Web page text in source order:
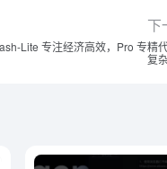
下
Lite 专注经济高效，Pro 专精
复